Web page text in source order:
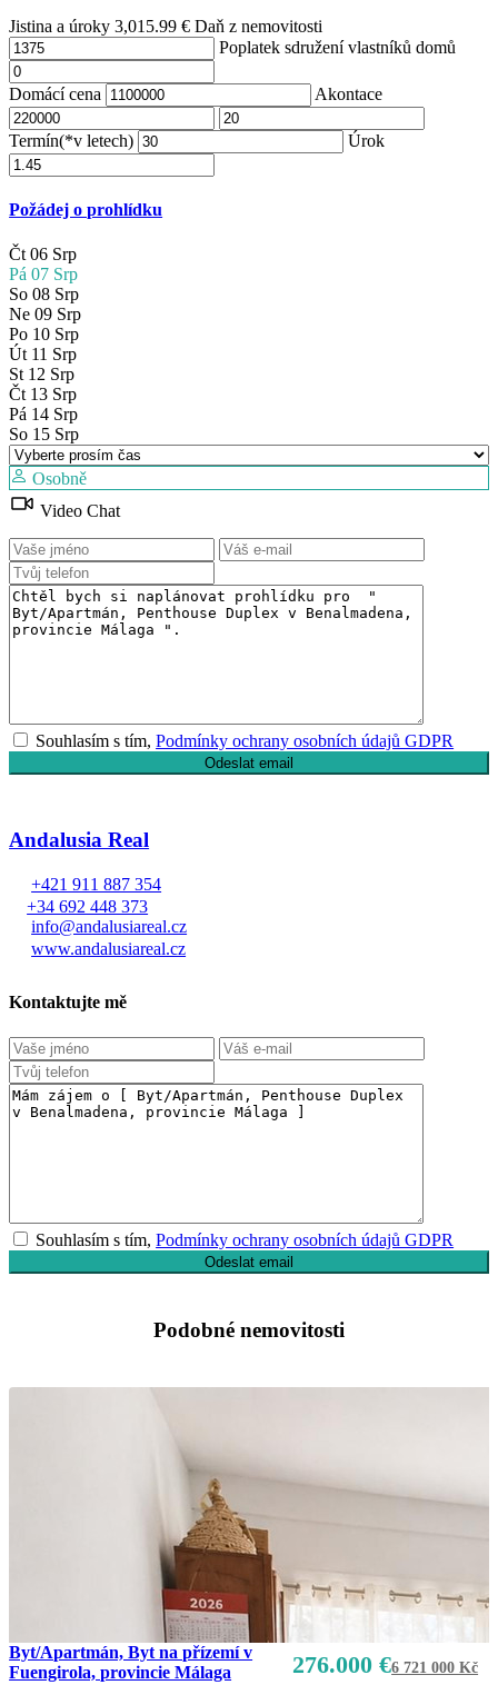
Jistina a úroky 3,015.99 €Daň z nemovitosti
Poplatek sdružení vlastníků domů
Domácí cena Akontace
Termín(*v letech) Úrok
Požádej o prohlídku
Čt 06 Srp
Pá 07 Srp
So 08 Srp
Ne 09 Srp
Po 10 Srp
Út 11 Srp
St 12 Srp
Čt 13 Srp
Pá 14 Srp
So 15 Srp
Osobně
Video Chat
Souhlasím s tím,Podmínky ochrany osobních údajů GDPR
Andalusia Real
+421 911 887 354
+34 692 448 373
info@andalusiareal.cz
www.andalusiareal.cz
Kontaktujte mě
Souhlasím s tím,Podmínky ochrany osobních údajů GDPR
Podobné nemovitosti
276.000 €6 721 000 Kč
Byt/Apartmán, Byt na přízemí v
Fuengirola, provincie Málaga